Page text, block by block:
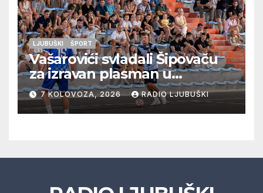
LJUBUŠKI ŠPORT
Vašarovići svladali Šipovaču
za izravan plasman u
četvrtfinale, Grab izborio
prolazak dalje, Klobuk ispao,
večeras počinje četvrtfinale
7 KOLOVOZA, 2026 RADIO LJUBUŠKI